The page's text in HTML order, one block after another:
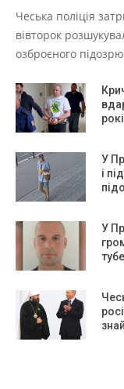
Чеська поліція
вівторок
озброєного
У
і
У